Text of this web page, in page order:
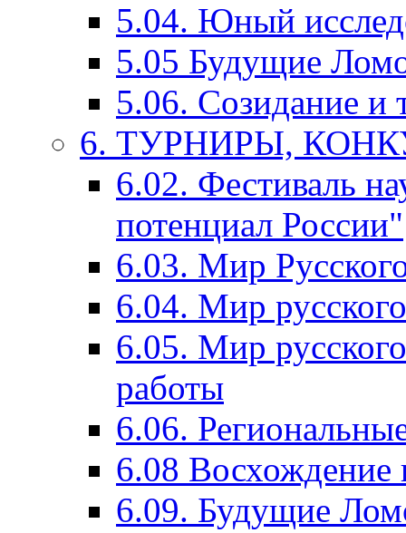
5.04. Юный
5.05 Будущие
5.06. Созидание и
6. ТУРНИРЫ,
6.02. Фестиваль
потенциал России"
6.03. Мир
6.04. Мир
6.05. Мир
работы
6.06.
6.08 Восхождение
6.09. Будущие